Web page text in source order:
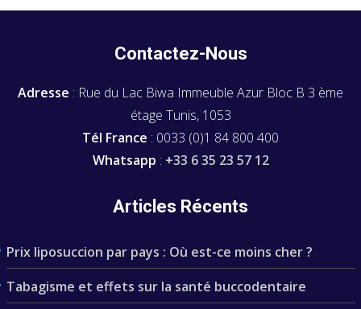
Contactez-Nous
Adresse : Rue du Lac Biwa Immeuble Azur Bloc B 3 ème
étage Tunis, 1053
Tél France : 0033 (0)1 84 800 400
Whatsapp : +33 6 35 23 57 12
Articles Récents
Prix liposuccion par pays : Où est-ce moins cher ?
Tabagisme et effets sur la santé buccodentaire